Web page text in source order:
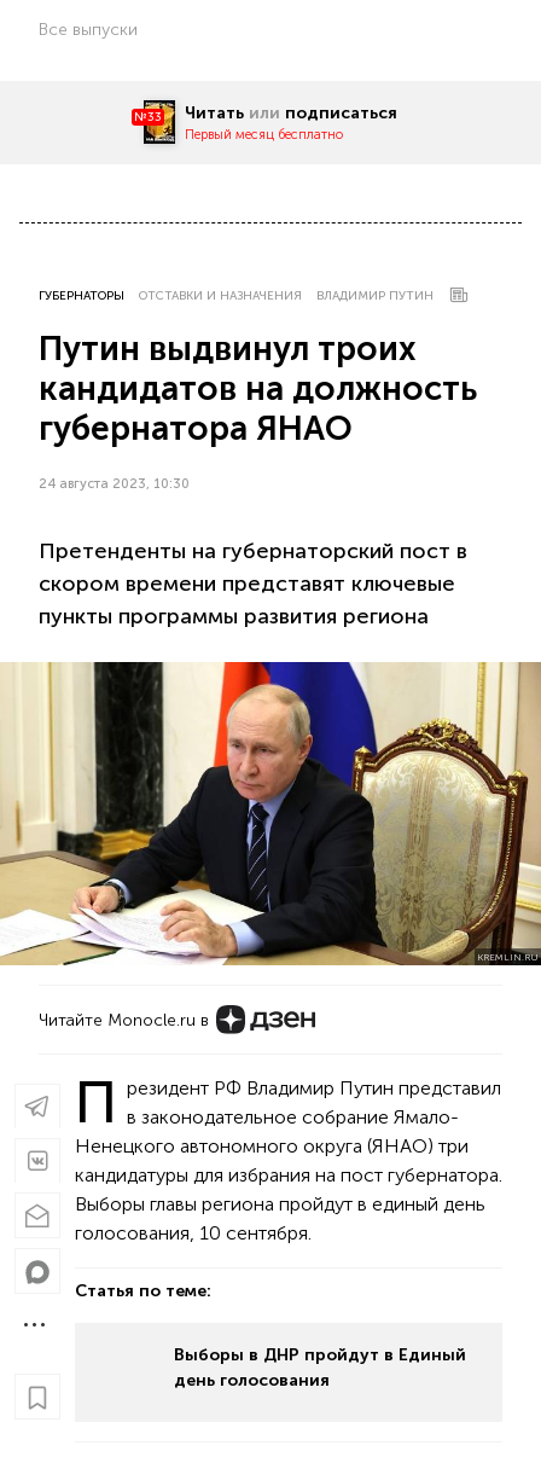
Все выпуски
№33 Читать или подписаться
Первый месяц бесплатно
ГУБЕРНАТОРЫ ОТСТАВКИ И НАЗНАЧЕНИЯ ВЛАДИМИР ПУТИН
Путин выдвинул троих
кандидатов на должность
губернатора ЯНАО
24 августа 2023, 10:30
Претенденты на губернаторский пост в
скором времени представят ключевые
пункты программы развития региона
KREMLIN.RU
Читайте Monocle.ru в
П
резидент РФ Владимир Путин представил
в законодательное собрание Ямало-
Ненецкого автономного округа (ЯНАО) три
кандидатуры для избрания на пост губернатора.
Выборы главы региона пройдут в единый день
голосования, 10 сентября.
Статья по теме:
Выборы в ДНР пройдут в Единый
день голосования